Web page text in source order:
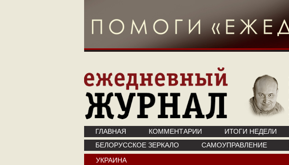
ГЛАВНАЯ КОММЕНТАРИИ ИТОГИ НЕДЕЛИ
БЕЛОРУССКОЕ ЗЕРКАЛО
САМОУПРАВЛЕНИЕ
УКРАИНА